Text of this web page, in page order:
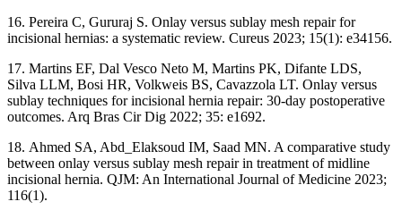
16. Pereira C, Gururaj S. Onlay versus sublay mesh repair for
incisional hernias: a systematic review. Cureus 2023; 15(1): e34156.
17. Martins EF, Dal Vesco Neto M, Martins PK, Difante LDS,
Silva LLM, Bosi HR, Volkweis BS, Cavazzola LT. Onlay versus
sublay techniques for incisional hernia repair: 30-day postoperative
outcomes. Arq Bras Cir Dig 2022; 35: e1692.
18. Ahmed SA, Abd_Elaksoud IM, Saad MN. A comparative study
between onlay versus sublay mesh repair in treatment of midline
incisional hernia. QJM: An International Journal of Medicine 2023;
116(1).